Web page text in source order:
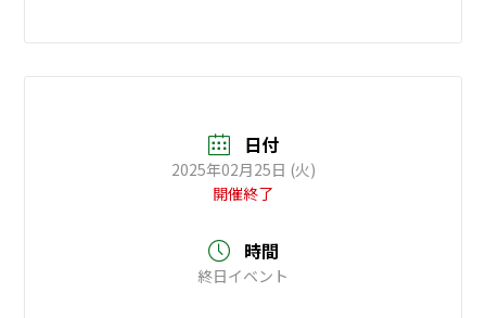
日付
2025年02月25日 (火)
開催終了
時間
終日イベント